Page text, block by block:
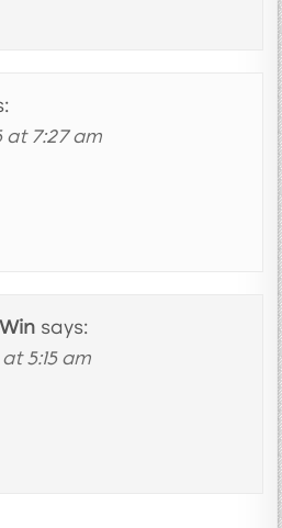
at 7:27 am
says:
5:15 am